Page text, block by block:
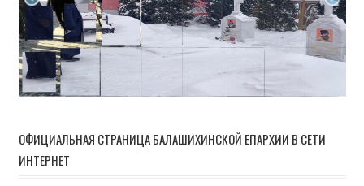
ОФИЦИАЛЬНАЯ СТРАНИЦА БАЛАШИХИНСКОЙ ЕПАРХИИ В СЕТИ
ИНТЕРНЕТ